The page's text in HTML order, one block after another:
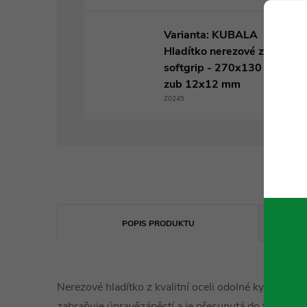
Varianta: KUBALA
Hladítko nerezové zubové
softgrip - 270x130 mm,
zub 12x12 mm
Z0245
POPIS PRODUKTU
Nerezové hladítko z kvalitní oceli odolné kyselině.